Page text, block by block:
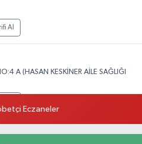
Al
A (HASAN KESKİNER AİLE SAĞLIĞI
Eczaneler